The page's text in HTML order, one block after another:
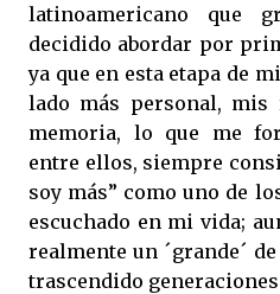
latinoamericano que
decidido abordar por
ya que en esta etapa de
lado más personal, mis
memoria, lo que me
entre ellos, siempre
soy más” como uno de
escuchado en mi vida;
realmente un ´grande´
trascendido